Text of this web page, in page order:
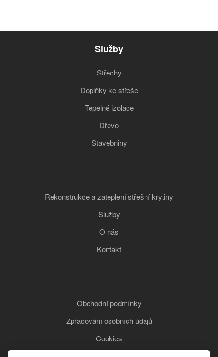
Služby
Střechy
Doplňky ke střeše
Tepelné izolace
Dřevo
Stavebniny
Rekonstrukce a zateplení střešní krytiny
Služby
O nás
Kontakt
Obchodní podmínky
Zpracování osobních údajů
Cookies